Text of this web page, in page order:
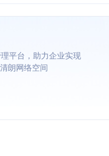
平台，助力企业实现
朗网络空间